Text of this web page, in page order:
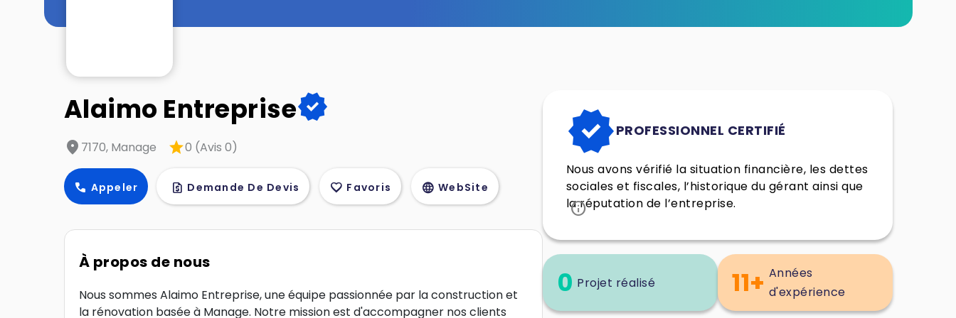
Alaimo Entrepriseverified
location_on 7170, Manage star0 (Avis 0)
call Appeler request_quote Demande De Devis favorite Favoris language WebSite
À propos de nous
Nous sommes Alaimo Entreprise, une équipe passionnée par la construction et
la rénovation basée à Manage. Notre mission est d'accompagner nos clients
verifiedPROFESSIONNEL CERTIFIÉ
Nous avons vérifié la situation financière, les dettes
sociales et fiscales, l’historique du gérant ainsi que
la réputation de l’entreprise.
info
0 Projet réalisé 11+ Années
d'expérience